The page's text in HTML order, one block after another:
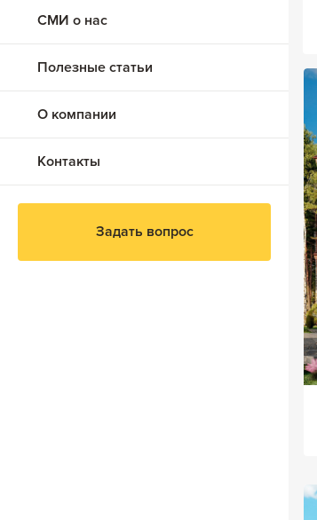
Каменные
Комбинированные
СМИ о нас
Полезные статьи
О компании
Контакты
Задать вопрос